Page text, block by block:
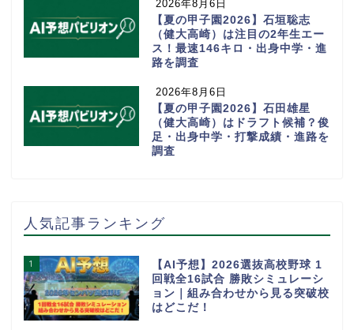
2026年8月6日
【夏の甲子園2026】石垣聡志
（健大高崎）は注目の2年生エー
ス！最速146キロ・出身中学・進
路を調査
2026年8月6日
【夏の甲子園2026】石田雄星
（健大高崎）はドラフト候補？俊
足・出身中学・打撃成績・進路を
調査
人気記事ランキング
1
【AI予想】2026選抜高校野球 1
回戦全16試合 勝敗シミュレーシ
ョン｜組み合わせから見る突破校
はどこだ！